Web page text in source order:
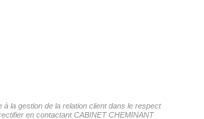
la gestion de la relation client dans le respect
en contactant CABINET CHEMINANT